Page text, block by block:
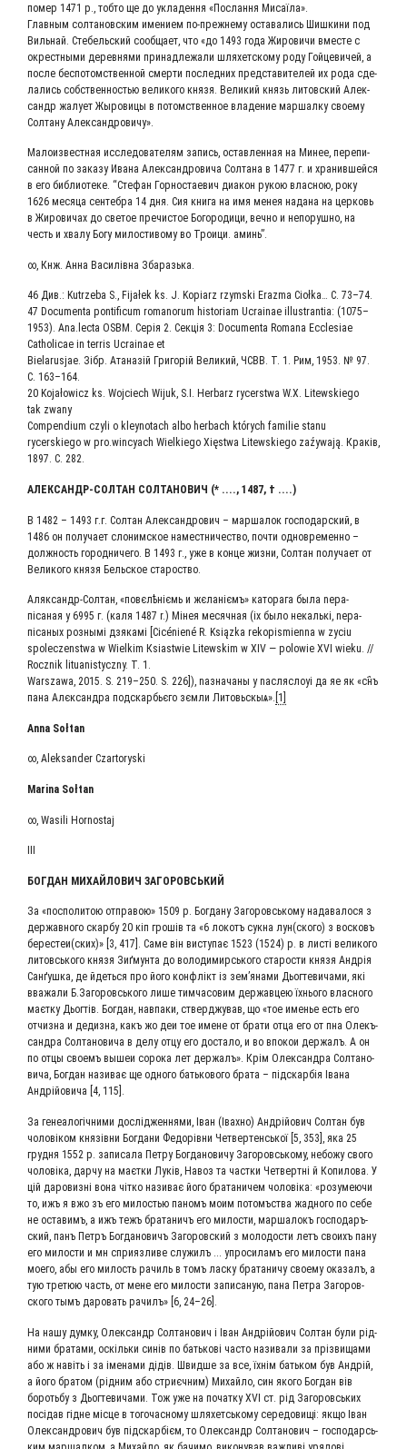
помер 1471 р., тоб­то ще до укла­ден­ня «Послан­ня Мисаїла».
Глав­ным сол­та­нов­ским име­ни­ем по-преж­не­му оста­ва­лись Шиш­ки­ни под
Виль­най. Сте­бель­ский сооб­ща­ет, что «до 1493 года Жиро­ви­чи вме­сте с
окрест­ны­ми дерев­ня­ми при­над­ле­жа­ли шля­хет­ско­му роду Гой­це­ви­чей, а
после бес­потом­ствен­ной смер­ти послед­них пред­ста­ви­те­лей их рода сде­
ла­лись соб­ствен­но­стью вели­ко­го кня­зя. Вели­кий князь литов­ский Алек­
сандр жалу­ет Жыро­ви­цы в потом­ствен­ное вла­де­ние мар­шал­ку сво­е­му
Сол­та­ну Александровичу».
Мало­из­вест­ная иссле­до­ва­те­лям запись, остав­лен­ная на Минее, пере­пи­
сан­ной по зака­зу Ива­на Алек­сан­дро­ви­ча Сол­та­на в 1477 г. и хра­нив­шей­ся
в его биб­лио­те­ке. “Сте­фан Гор­но­ста­е­вич диа­кон рукою влас­ною, року
1626 меся­ца сен­те­б­ра 14 дня. Сия кни­га на имя менея нада­на на цер­ковь
в Жиро­ви­чах до све­тое пре­чи­стое Бого­ро­ди­ци, веч­но и непо­руш­но, на
честь и хва­лу Богу мило­сти­во­му во Тро­и­ци. аминь”.
∞, Кнж. Анна Васи­лів­на Збаразька.
46 Див.: Kutrzeba S., Fijałek ks. J. Kopiarz rzymski Erazma Ciołka… С. 73–74.
47 Documenta pontificum romanorum historiam Ucrainae illustrantia: (1075–
1953). Ana.lecta OSBM. Серія 2. Сек­ція 3: Documenta Romana Ecclesiae
Catholicae in terris Ucrainae et
Bielarusjae. Зібр. Ата­на­зій Гри­горій Вели­кий, ЧСВВ. Т. 1. Рим, 1953. № 97.
С. 163–164.
20 Kojałowicz ks. Wojciech Wijuk, S.І. Herbarz rycerstwa W.X. Litewskiego
tak zwany
Compendium czyli o kleynotach albo herbach których familie stanu
rycerskiego w pro.wincyach Wielkiego Xięstwa Litewskiego zaźywają. Кра­ків,
1897. С. 282.
АЛЕК­САНДР-СОЛ­ТАН СОЛ­ТА­НО­ВИЧ (* ...., 1487, † ....)
В 1482 – 1493 г.г. Сол­тан Алек­сан­дро­вич – мар­ша­лок гос­по­дар­ский, в
1486 он полу­ча­ет сло­ним­ское намест­ни­че­ство, почти одно­вре­мен­но –
долж­ность город­ни­че­го. В 1493 г., уже в кон­це жиз­ни, Сол­тан полу­ча­ет от
Вели­ко­го кня­зя Бель­ское староство.
Аляк­сандр-Сол­тан, «повєлѣнiємь и жєланiємъ» като­ра­га была nepa­
пicaнaя у 6995 г. (каля 1487 r.) Мiнея месяч­ная (ix было некаль­кi, nepa­
пica­ныx роз­ны­мi дзя­ка­мi [Сiсéniеné R. Ksiązka rekopismienna w zyciu
spoleczenstwa w Wielkim Кsiastwie Litewskim w XIV — polowie XVI wieku. //
Rocznik lituanistyczny. Т. 1.
Warszawa, 2015. S. 219–250. S. 226]), nазна­ча­ны у nас­ляс­ло­уi да яе як «cн҄ъ
пана Алєк­сандра под­скар­бь­є­го зєм­ли Литовь­скыѧ». [1]
Anna Sołtan
∞, Aleksander Czartoryski
Marina Sołtan
∞, Wasili Hornostaj
БОГ­ДАН МИХАЙ­ЛО­ВИЧ ЗАГОРОВСЬКИЙ
За «поспо­ли­тою отпра­вою» 1509 р. Бог­да­ну Заго­ровсь­ко­му нада­ва­ло­ся з
дер­жав­но­го скар­бу 20 кіп гро­шів та «6 локотъ сук­на лун(ского) з вос­ковъ
берестеи(ских)» [3, 417]. Саме він висту­пає 1523 (1524) р. в листі вели­ко­го
литовсь­ко­го кня­зя Зиґ­мун­та до воло­ди­мирсь­ко­го ста­ро­сти кня­зя Андрія
Санґуш­ка, де йдеть­ся про його кон­флікт із зем’янами Дьог­те­ви­ча­ми, які
вва­жа­ли Б.Загоровського лише тимча­со­вим дер­жав­цею їхньо­го влас­но­го
маєт­ку Дьог­тів. Бог­дан, нав­па­ки, ствер­джу­вав, що «тое име­нье есть его
отчиз­на и дедиз­на, какъ жо деи тое имене от бра­ти отца его от пна Олекъ­
санд­ра Сол­та­но­ви­ча в делу отцу его доста­ло, и во впо­кои дер­жалъ. А он
по отцы сво­емъ вышеи соро­ка лет дер­жалъ». Крім Олек­сандра Сол­та­но­
ви­ча, Бог­дан нази­ває ще одно­го бать­ко­во­го бра­та – під­скар­бія Іва­на
Андрій­о­ви­ча [4, 115].
За гене­а­ло­гіч­ни­ми дослід­жен­ня­ми, Іван (Івах­но) Андрій­о­вич Сол­тан був
чоло­віком князів­ни Бог­да­ни Федорів­ни Чет­вер­тенсь­кої [5, 353], яка 25
груд­ня 1552 р. запи­са­ла Пет­ру Бог­да­но­ви­чу Заго­ровсь­ко­му, небо­жу сво­го
чоло­віка, дар­чу на маєт­ки Луків, Навоз та част­ки Чет­верт­ні й Копи­ло­ва. У
цій даро­виз­ні вона чіт­ко нази­ває його бра­та­ни­чем чоло­віка: «розу­ме­ю­чи
то, ижъ я вжо зъ его мило­стью паномъ моим пото­мъ­ства жад­но­го по себе
не оста­вимъ, а ижъ тежъ бра­та­ничъ его мило­сти, мар­ша­локъ гос­по­даръ­
ский, панъ Петръ Бог­да­но­вичъ Заго­ров­ский з моло­до­сти летъ сво­ихъ пану
его мило­сти и мн­ спри­яз­ли­ве слу­жилъ ... упро­си­ламъ его мило­сти пана
мое­го, абы его милость рачиль в томъ лас­ку бра­та­ни­чу сво­е­му ока­залъ, а
тую тре­тюю часть, от мене его мило­сти запи­са­ную, пана Пет­ра Заго­ров­
ско­го тымъ даро­вать рачилъ» [6, 24–26].
На нашу дум­ку, Олек­сандр Сол­та­но­вич і Іван Андрій­о­вич Сол­тан були рід­
ни­ми бра­та­ми, оскіль­ки синів по бать­ко­ві часто нази­ва­ли за пріз­ви­ща­ми
або ж навіть і за іме­на­ми дідів. Швид­ше за все, їхнім бать­ком був Андрій,
а його бра­том (рід­ним або стриєч­ним) Михай­ло, син яко­го Бог­дан вів
бороть­бу з Дьог­те­ви­ча­ми. Тож уже на почат­ку XVI ст. рід Заго­ровсь­ких
посі­дав гідне міс­це в того­час­но­му шля­хетсь­ко­му сере­до­ви­щі: якщо Іван
Олек­сан­дро­вич був під­скар­бієм, то Олек­сандр Сол­та­но­вич – гос­по­дарсь­